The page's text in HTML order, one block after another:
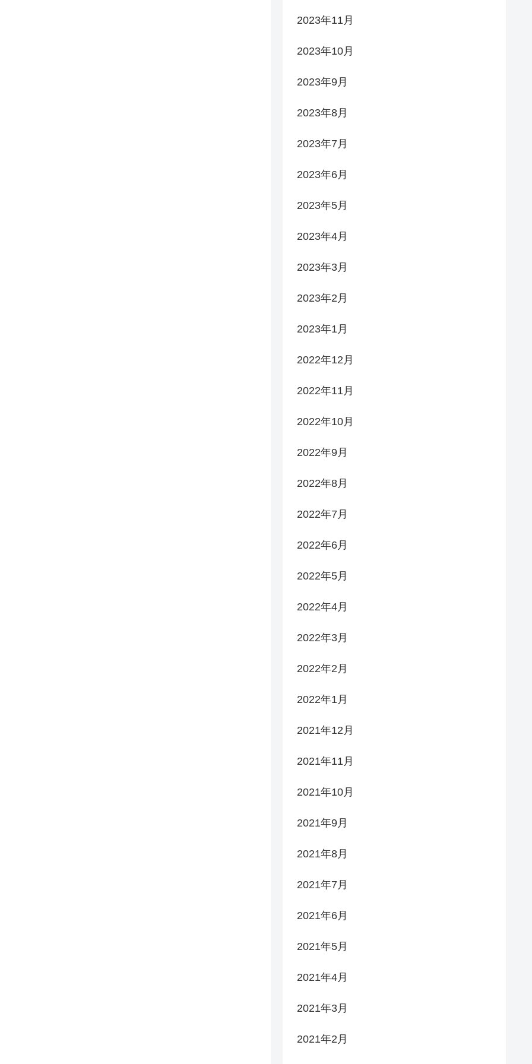
2023年11月
2023年10月
2023年9月
2023年8月
2023年7月
2023年6月
2023年5月
2023年4月
2023年3月
2023年2月
2023年1月
2022年12月
2022年11月
2022年10月
2022年9月
2022年8月
2022年7月
2022年6月
2022年5月
2022年4月
2022年3月
2022年2月
2022年1月
2021年12月
2021年11月
2021年10月
2021年9月
2021年8月
2021年7月
2021年6月
2021年5月
2021年4月
2021年3月
2021年2月